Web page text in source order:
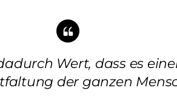
Wert, dass es
der ganzen